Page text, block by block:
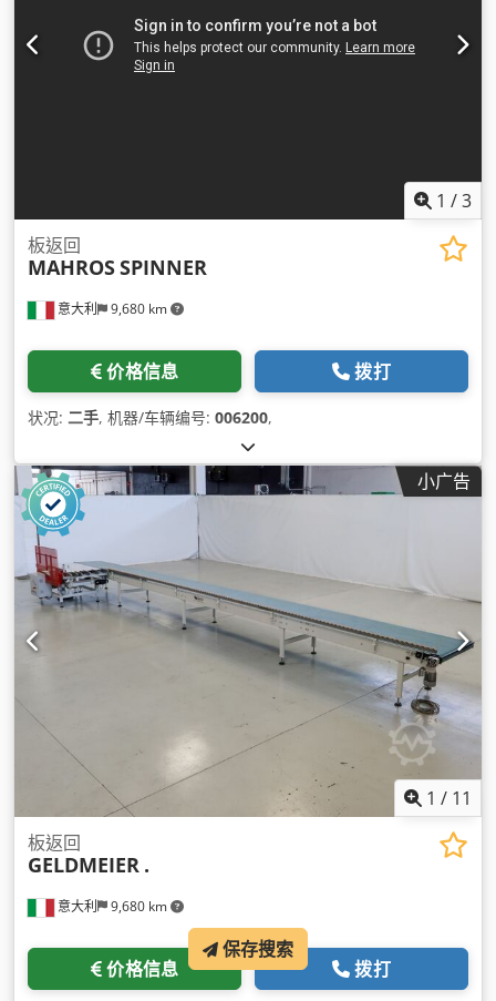
1 /3
意大利 9,680 km
板返回
MAHROSSPINNER
价格信息 拨打
状况: 二手, 机器/车辆编号: 006200,
小广告
1 / 11
意大利 9,680 km
板返回
GELDMEIER .
价格信息 拨打
保存搜索